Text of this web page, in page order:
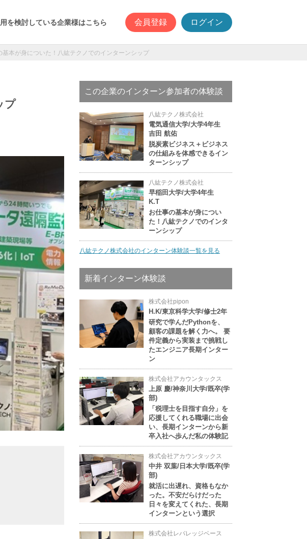
を検討している企業様はこちら 会員登録 ログイン
基本が身についた！八紘テクノでのインターンシップ
プ
この企業のインターン参加者の体験談
八紘テクノ株式会社
電気通信大学/大学4年生
吉田 航佑
脱炭素ビジネス＋ビジネス
の仕組みを体感できるイン
ターンシップ
八紘テクノ株式会社
早稲田大学/大学4年生
K.T
お仕事の基本が身につい
た！八紘テクノでのインタ
ーンシップ
八紘テクノ株式会社のインターン体験談一覧を見る
新着インターン体験談
株式会社pipon
H.K/東京科学大学/修士2年
研究で学んだPythonを、
顧客の課題を解く力へ。 要
件定義から実装まで挑戦し
たエンジニア長期インター
ン
株式会社アカウンタックス
上原 慶/神奈川大学/既卒(学
部)
「税理士を目指す自分」を
応援してくれる職場に出会
い、長期インターンから新
卒入社へ歩んだ私の体験記
株式会社アカウンタックス
中井 双葉/日本大学/既卒(学
部)
就活に出遅れ、資格もなか
った。不安だらけだった
日々を変えてくれた、長期
インターンという選択
株式会社レバレッジベース